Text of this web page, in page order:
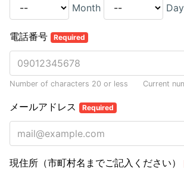
Month Day
電話番号 Required
Number of characters 20 or less Current
メールアドレス Required
現住所（市町村名までご記入ください）